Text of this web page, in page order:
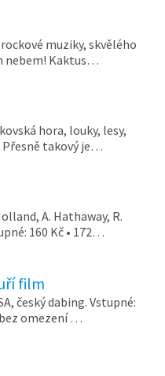
muziky, skvělého
nebem! Kaktus…
hora, louky, lesy,
Přesně takový je…
A. Hathaway, R.
160 Kč • 172…
film
český dabing. Vstupné:
omezení …